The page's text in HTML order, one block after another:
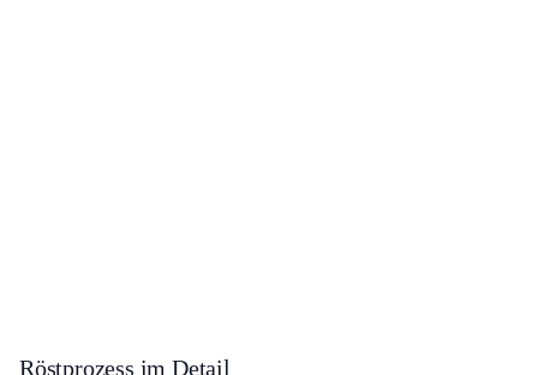
Röstprozess im Detail